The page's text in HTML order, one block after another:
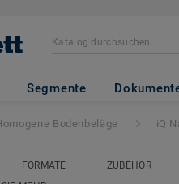
Segmente
Acoustic
Bodenbeläge iQ
FORMATE ZUBEHÖR